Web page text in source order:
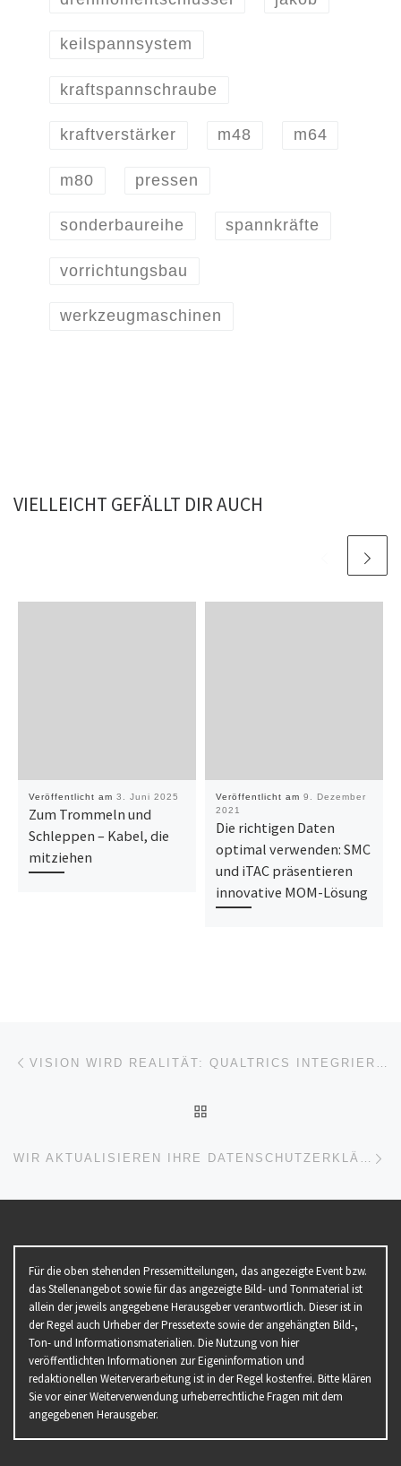
keilspannsystem
kraftspannschraube
kraftverstärker m48 m64
m80 pressen
sonderbaureihe spannkräfte
vorrichtungsbau
werkzeugmaschinen
VIELLEICHT GEFÄLLT DIR AUCH
Veröffentlicht am 3. Juni 2025
Zum Trommeln und
Schleppen – Kabel, die
mitziehen
Veröffentlicht am 9. Dezember
2021
Die richtigen Daten
optimal verwenden: SMC
und iTAC präsentieren
innovative MOM-Lösung
Beitragsnavigation
WIR AKTUALISIEREN IHRE DATENSCHUTZERKLÄRUNG BIS ZUM 25. MAI 2018 UND SCHÜTZEN SIE DAMIT VOR HOHEN KOSTEN.
Für die oben stehenden Pressemitteilungen, das angezeigte Event bzw.
das Stellenangebot sowie für das angezeigte Bild- und Tonmaterial ist
allein der jeweils angegebene Herausgeber verantwortlich. Dieser ist in
der Regel auch Urheber der Pressetexte sowie der angehängten Bild-,
Ton- und Informationsmaterialien. Die Nutzung von hier
veröffentlichten Informationen zur Eigeninformation und
redaktionellen Weiterverarbeitung ist in der Regel kostenfrei. Bitte klären
Sie vor einer Weiterverwendung urheberrechtliche Fragen mit dem
angegebenen Herausgeber.